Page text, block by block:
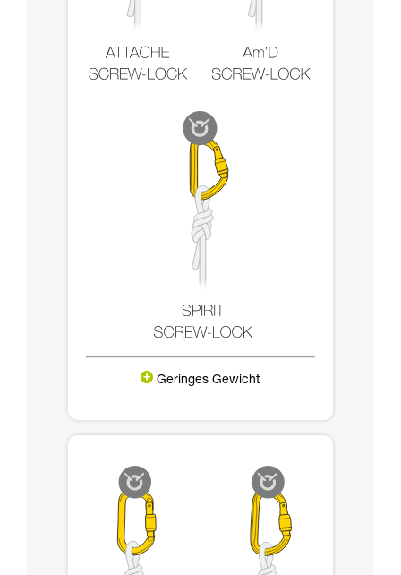
Geringes Gewicht